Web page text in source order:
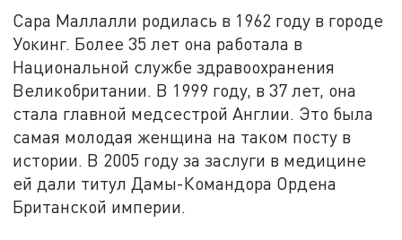
Сара Маллалли родилась в 1962 году в городе
Уокинг. Более 35 лет она работала в
Национальной службе здравоохранения
Великобритании. В 1999 году, в 37 лет, она
стала главной медсестрой Англии. Это была
самая молодая женщина на таком посту в
истории. В 2005 году за заслуги в медицине
ей дали титул Дамы-Командора Ордена
Британской империи.